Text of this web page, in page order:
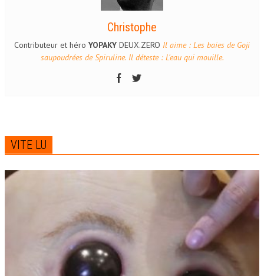
Christophe
Contributeur et héro YOPAKY DEUX.ZERO Il aime : Les baies de Goji
saupoudrées de Spiruline. Il déteste : L'eau qui mouille.
VITE LU